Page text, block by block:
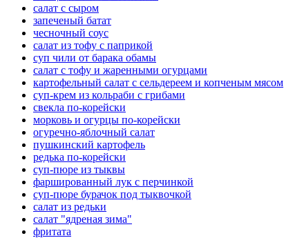
салат с сыром
запеченый батат
чесночный соус
салат из тофу с паприкой
суп чили от барака обамы
салат с тофу и жаренными огурцами
картофельный салат с сельдереем и копченым мясом
суп-крем из кольраби с грибами
свекла по-корейски
морковь и огурцы по-корейски
огуречно-яблочный салат
пушкинский картофель
редька по-корейски
суп-пюре из тыквы
фаршированный лук с перчинкой
суп-пюре бурачок под тыквочкой
салат из редьки
салат "ядреная зима"
фритата